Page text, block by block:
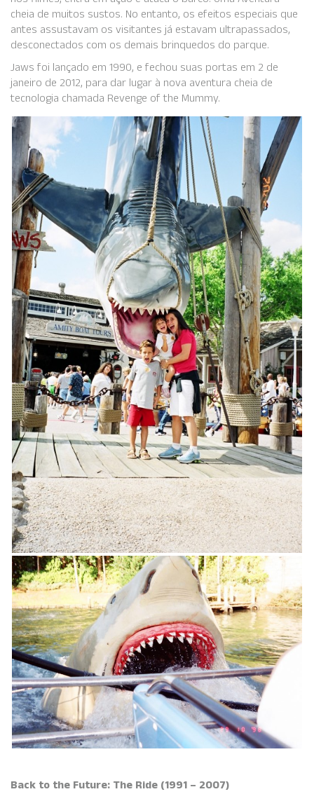
cheia de muitos sustos. No entanto, os efeitos especiais que
antes assustavam os visitantes já estavam ultrapassados,
desconectados com os demais brinquedos do parque.
Jaws foi lançado em 1990, e fechou suas portas em 2 de
janeiro de 2012, para dar lugar à nova aventura cheia de
tecnologia chamada Revenge of the Mummy.
Back to the Future: The Ride (1991 – 2007)